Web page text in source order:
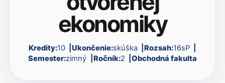
ekonomiky
Kredity:10 Ukončenie:skúška Rozsah:16sP
Semester:zimný Ročník:2 Obchodná fakulta